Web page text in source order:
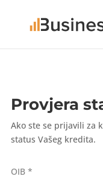
Provjera
Ako ste se prijavili za
status Vašeg kredita.
OIB *